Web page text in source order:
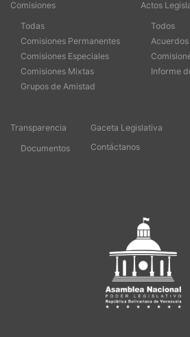
Comisiones
Todas
Comisiones Permanentes
Comisiones Especiales
Comisiones Mixtas
Grupos de Amistad
Actos
Todos
Informe
Transparencia
Documentos
Gaceta Legislativa
Contáctanos